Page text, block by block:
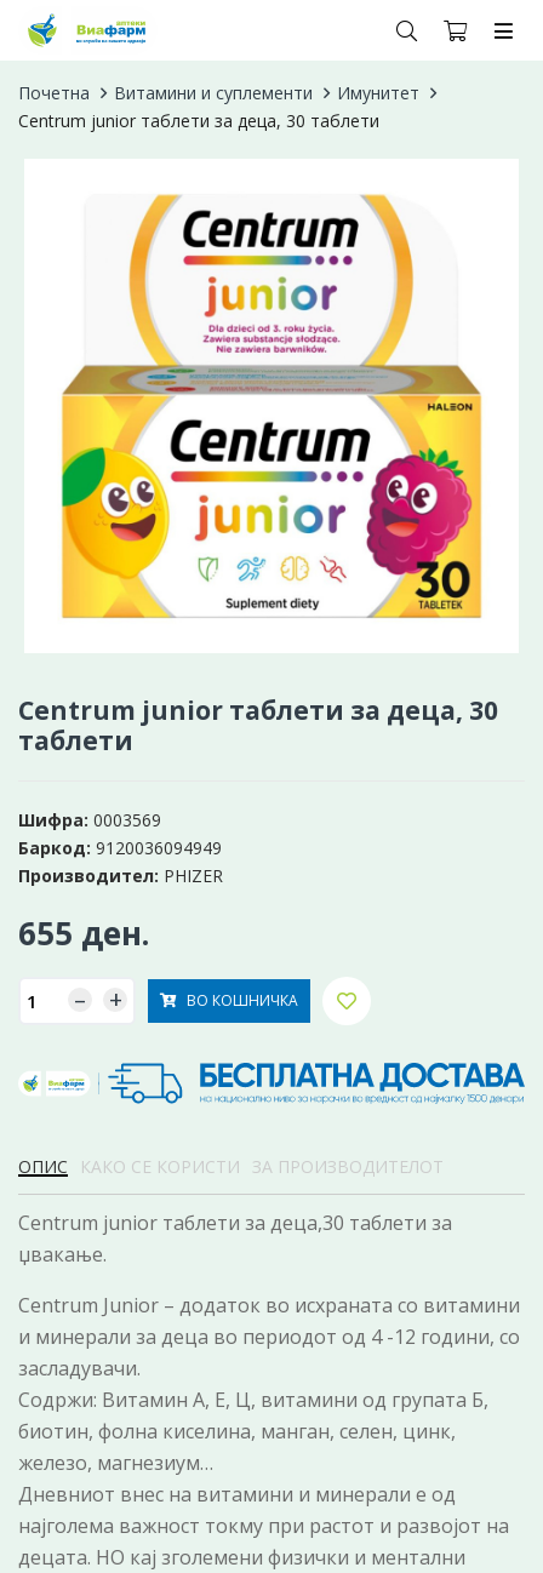
Почетна Витамини и суплементи
Имунитет
Centrum junior таблети за деца, 30 таблети
Centrum junior таблети за деца, 30
таблети
Шифра: 0003569
Баркод: 9120036094949
Производител: PHIZER
655 ден.
– + ВО КОШНИЧКА
ОПИС КАКО СЕ КОРИСТИ ЗА ПРОИЗВОДИТЕЛОТ
Centrum junior таблети за деца,30 таблети за
џвакање.
Centrum Junior – додаток во исхраната со витамини
и минерали за деца во периодот од 4 -12 години, со
засладувачи.
Содржи: Витамин А, Е, Ц, витамини од групата Б,
биотин, фолна киселина, манган, селен, цинк,
железо, магнезиум…
Дневниот внес на витамини и минерали е од
најголема важност токму при растот и развојот на
децата. НО кај зголемени физички и ментални